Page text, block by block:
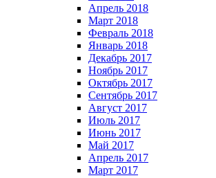
Апрель 2018
Март 2018
Февраль 2018
Январь 2018
Декабрь 2017
Ноябрь 2017
Октябрь 2017
Сентябрь 2017
Август 2017
Июль 2017
Июнь 2017
Май 2017
Апрель 2017
Март 2017